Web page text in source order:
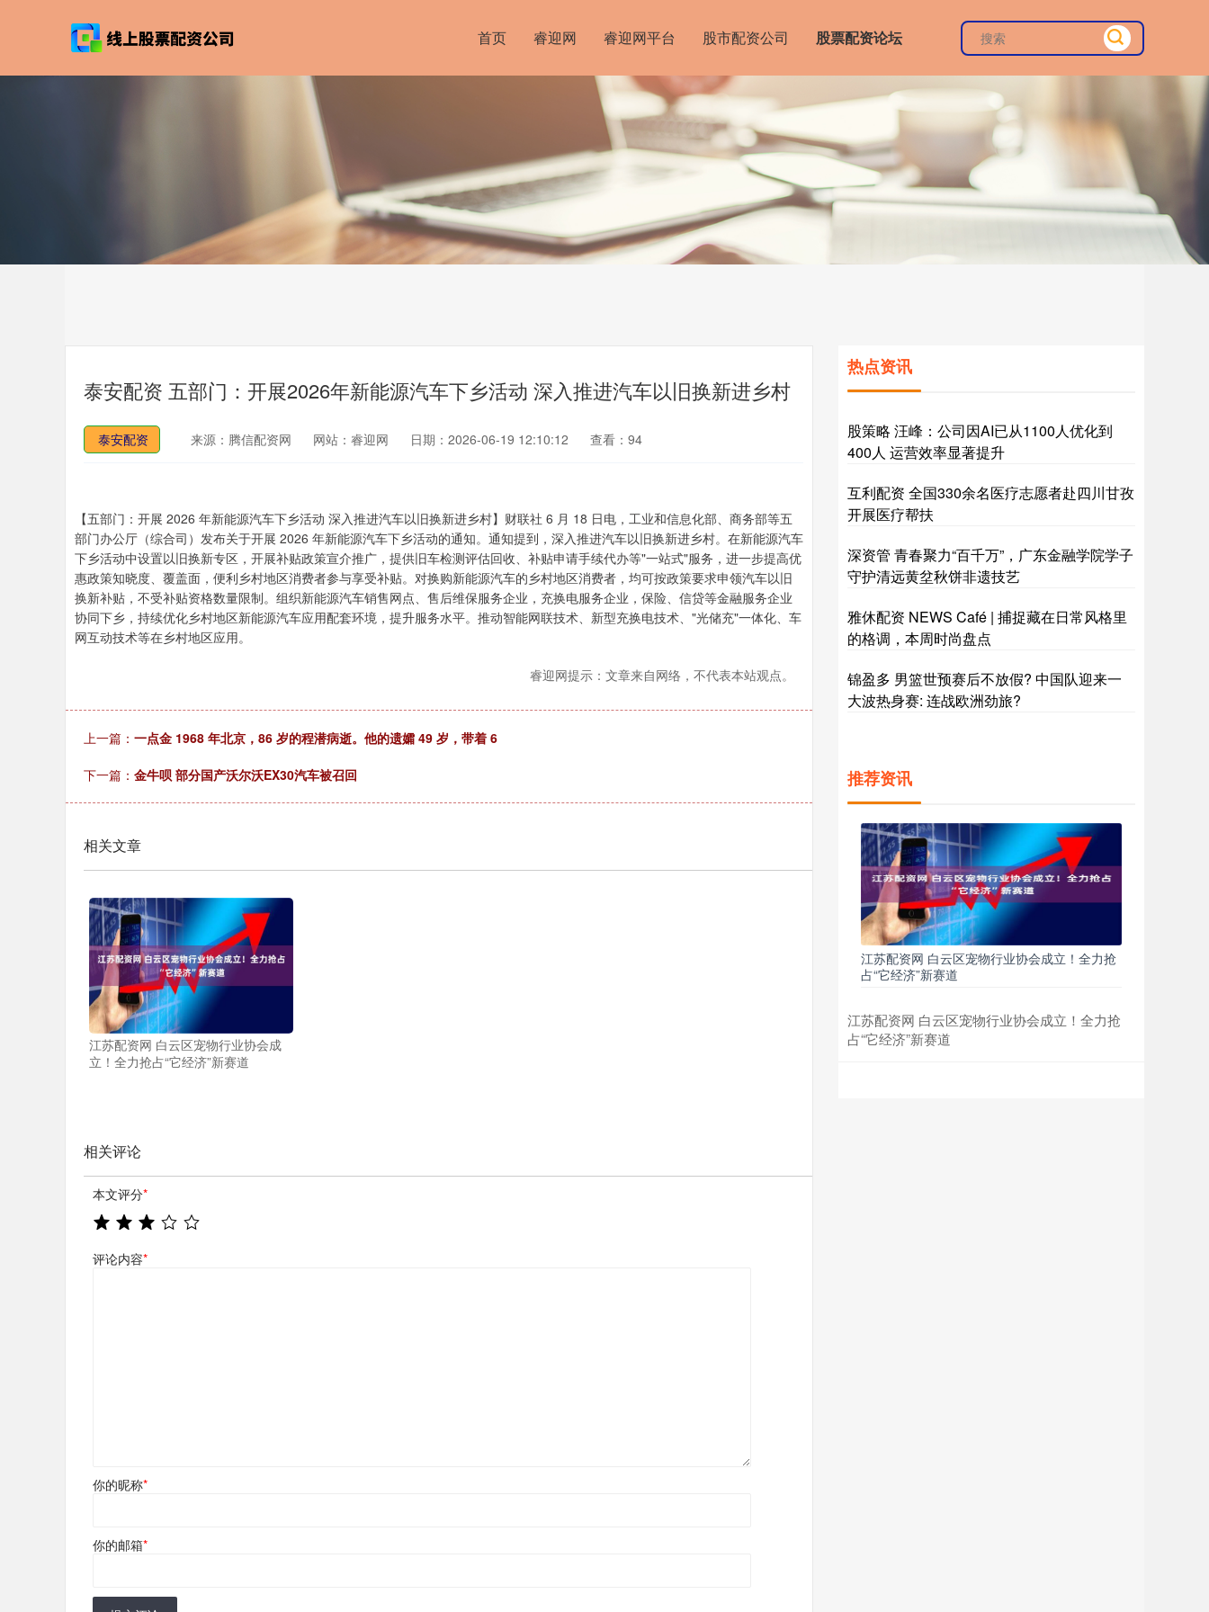
首页 睿迎网 睿迎网平台 股市配资公司 股票配资论坛
泰安配资 五部门：开展2026年新能源汽车下乡活动 深入推进汽车以旧换新进乡村
泰安配资 来源：腾信配资网 网站：睿迎网 日期：2026-06-19 12:10:12 查看：94
【五部门：开展 2026 年新能源汽车下乡活动 深入推进汽车以旧换新进乡村】财联社 6 月 18 日电，工业和信息化部、商务部等五
部门办公厅（综合司）发布关于开展 2026 年新能源汽车下乡活动的通知。通知提到，深入推进汽车以旧换新进乡村。在新能源汽车
下乡活动中设置以旧换新专区，开展补贴政策宣介推广，提供旧车检测评估回收、补贴申请手续代办等"一站式"服务，进一步提高优
惠政策知晓度、覆盖面，便利乡村地区消费者参与享受补贴。对换购新能源汽车的乡村地区消费者，均可按政策要求申领汽车以旧
换新补贴，不受补贴资格数量限制。组织新能源汽车销售网点、售后维保服务企业，充换电服务企业，保险、信贷等金融服务企业
协同下乡，持续优化乡村地区新能源汽车应用配套环境，提升服务水平。推动智能网联技术、新型充换电技术、"光储充"一体化、车
网互动技术等在乡村地区应用。
睿迎网提示：文章来自网络，不代表本站观点。
上一篇： 一点金 1968 年北京，86 岁的程潜病逝。他的遗孀 49 岁，带着 6
下一篇： 金牛呗 部分国产沃尔沃EX30汽车被召回
相关文章
江苏配资网 白云区宠物行业协会成
立！全力抢占“它经济”新赛道
相关评论
本文评分*
评论内容*
你的昵称*
你的邮箱*
热点资讯
股策略 汪峰：公司因AI已从1100人优化到
400人 运营效率显著提升
互利配资 全国330余名医疗志愿者赴四川甘孜
开展医疗帮扶
深资管 青春聚力“百千万”，广东金融学院学子
守护清远黄坌秋饼非遗技艺
雅休配资 NEWS Café | 捕捉藏在日常风格里
的格调，本周时尚盘点
锦盈多 男篮世预赛后不放假? 中国队迎来一
大波热身赛: 连战欧洲劲旅?
推荐资讯
江苏配资网 白云区宠物行业协会成立！全力抢
占“它经济”新赛道
江苏配资网 白云区宠物行业协会成立！全力抢
占“它经济”新赛道